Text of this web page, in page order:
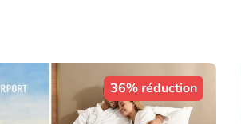
36% réduction